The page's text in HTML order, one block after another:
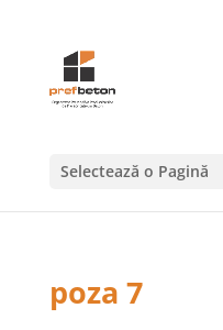
Selectează o Pagină
poza 7